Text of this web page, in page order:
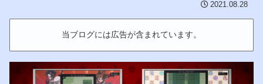
2021.08.28
当ブログには広告が含まれています。